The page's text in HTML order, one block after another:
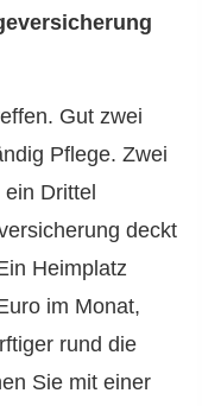
Gut zwei
Pflege. Zwei
Drittel
deckt
Heimplatz
im Monat,
rund die
Sie mit einer